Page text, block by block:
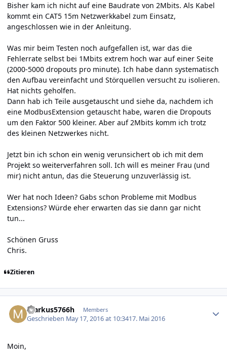
Bisher kam ich nicht auf eine Baudrate von 2Mbits. Als Kabel
kommt ein CAT5 15m Netzwerkkabel zum Einsatz,
angeschlossen wie in der Anleitung.
Was mir beim Testen noch aufgefallen ist, war das die
Fehlerrate selbst bei 1Mbits extrem hoch war auf einer Seite
(2000-5000 dropouts pro minute). Ich habe dann systematisch
den Aufbau vereinfacht und Störquellen versucht zu isolieren.
Hat nichts geholfen.
Dann hab ich Teile ausgetauscht und siehe da, nachdem ich
eine ModbusExtension getauscht habe, waren die Dropouts
um den Faktor 500 kleiner. Aber auf 2Mbits komm ich trotz
des kleinen Netzwerkes nicht.
Jetzt bin ich schon ein wenig verunsichert ob ich mit dem
Projekt so weiterverfahren soll. Ich will es meiner Frau (und
mir) nicht antun, das die Steuerung unzuverlässig ist.
Wer hat noch Ideen? Gabs schon Probleme mit Modbus
Extensions? Würde eher erwarten das sie dann gar nicht
tun...
Schönen Gruss
Chris.
Zitieren
markus5766h Members
Geschrieben May 17, 2016 at 10:3417. Mai 2016
Moin,